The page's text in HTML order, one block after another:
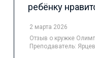
ребёнку
2 марта 2026
Отзыв о кружке
Преподаватель: